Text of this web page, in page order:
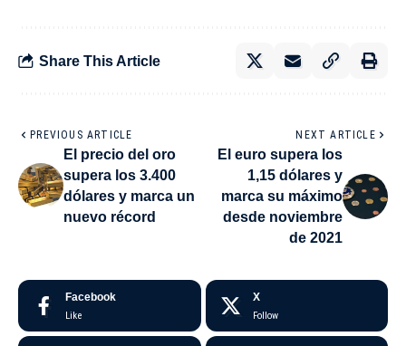
Share This Article
PREVIOUS ARTICLE
El precio del oro
supera los 3.400
dólares y marca un
nuevo récord
NEXT ARTICLE
El euro supera los
1,15 dólares y
marca su máximo
desde noviembre
de 2021
Facebook
Like
X
Follow